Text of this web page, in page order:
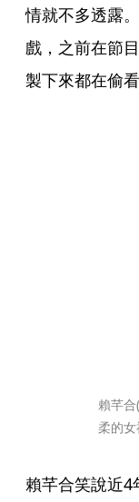
情就不多透露
戲，之前在節
製下來都在偷
賴芊
柔的女
賴芊合笑說近4